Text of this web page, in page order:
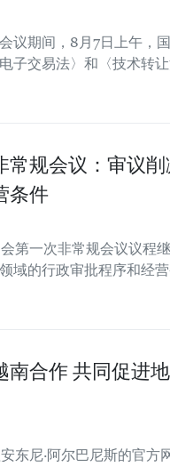
议期间，8月7日上午，
子交易法〉和〈技术转
常规会议：审议
条件
第一次非常规会议议程
域的行政审批程序和经
南合作 共同促进
东尼·阿尔巴尼斯的官方